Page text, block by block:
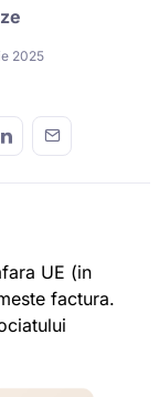
2025
UE (in
factura.